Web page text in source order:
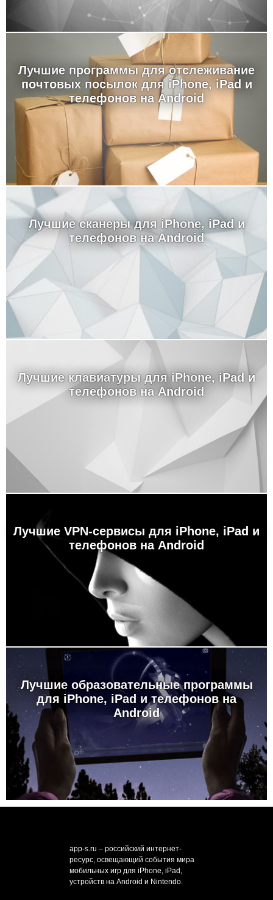
Лучшие программы для отслеживание
почтовых посылок для iPhone, iPad и
телефонов на Android
Лучшие сканеры для iPhone, iPad и
телефонов на Android
Лучшие клавиатуры для iPhone, iPad и
телефонов на Android
Лучшие VPN-сервисы для iPhone, iPad и
телефонов на Android
Лучшие образовательные программы
для iPhone, iPad и телефонов на
Android
app-s.ru – российский интернет-
ресурс, освещающий события мира
мобильных игр для iPhone, iPad,
устройств на Android и Nintendo.